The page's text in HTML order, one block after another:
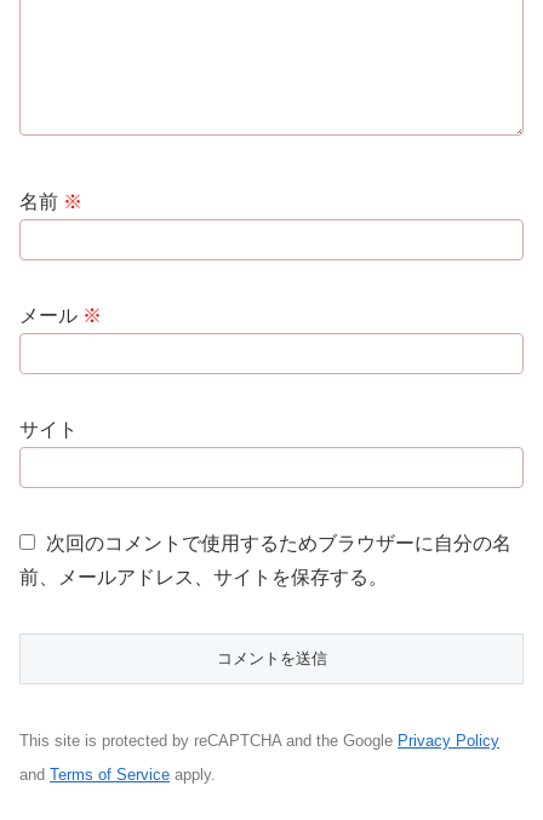
名前 ※
メール ※
サイト
次回のコメントで使用するためブラウザーに自分の名
前、メールアドレス、サイトを保存する。
This site is protected by reCAPTCHA and the Google Privacy Policy
and Terms of Service apply.